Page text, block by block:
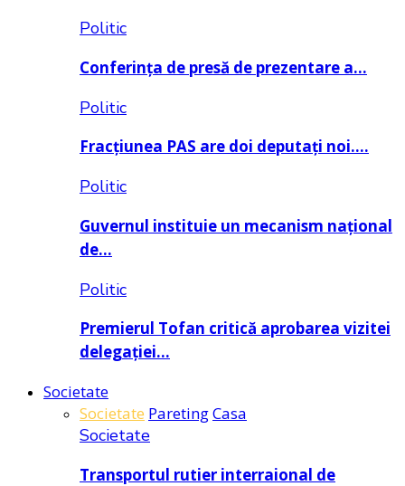
Politic
Conferința de presă de prezentare a…
Politic
Fracțiunea PAS are doi deputați noi….
Politic
Guvernul instituie un mecanism național
de…
Politic
Premierul Tofan critică aprobarea vizitei
delegației…
Societate
Societate ParetingCasa
Societate
Transportul rutier interraional de